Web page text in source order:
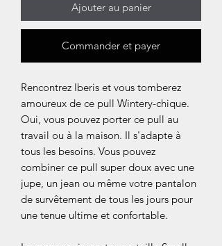
Ajouter au panier
Commander et payer
Rencontrez Iberis et vous tomberez
amoureux de ce pull Wintery-chique.
Oui, vous pouvez porter ce pull au
travail ou à la maison. Il s'adapte à
tous les besoins. Vous pouvez
combiner ce pull super doux avec une
jupe, un jean ou même votre pantalon
de survêtement de tous les jours pour
une tenue ultime et confortable.